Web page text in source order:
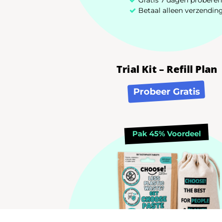
Betaal alleen
Trial Kit – Refill Plan
Probeer Gratis
Pak 45% Voordeel
Choose! © 2026NL Algemene Voorwaarden